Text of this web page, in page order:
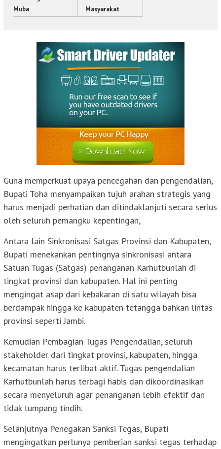
Muba
Masyarakat
Guna memperkuat upaya pencegahan dan pengendalian,
Bupati Toha menyampaikan tujuh arahan strategis yang
harus menjadi perhatian dan ditindaklanjuti secara serius
oleh seluruh pemangku kepentingan,
Antara lain Sinkronisasi Satgas Provinsi dan Kabupaten,
Bupati menekankan pentingnya sinkronisasi antara
Satuan Tugas (Satgas) penanganan Karhutbunlah di
tingkat provinsi dan kabupaten. Hal ini penting
mengingat asap dari kebakaran di satu wilayah bisa
berdampak hingga ke kabupaten tetangga bahkan lintas
provinsi seperti Jambi.
Kemudian Pembagian Tugas Pengendalian, seluruh
stakeholder dari tingkat provinsi, kabupaten, hingga
kecamatan harus terlibat aktif. Tugas pengendalian
Karhutbunlah harus terbagi habis dan dikoordinasikan
secara menyeluruh agar penanganan lebih efektif dan
tidak tumpang tindih.
Selanjutnya Penegakan Sanksi Tegas, Bupati
mengingatkan perlunya pemberian sanksi tegas terhadap